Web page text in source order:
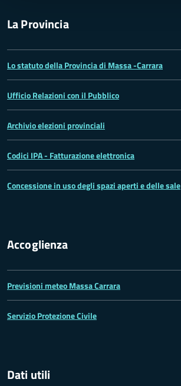
La Provincia
Lo statuto della Provincia di Massa -Carrara
Ufficio Relazioni con il Pubblico
Archivio elezioni provinciali
Codici IPA - Fatturazione elettronica
Concessione in uso degli spazi aperti e delle sale
Accoglienza
Previsioni meteo Massa Carrara
Servizio Protezione Civile
Dati utili